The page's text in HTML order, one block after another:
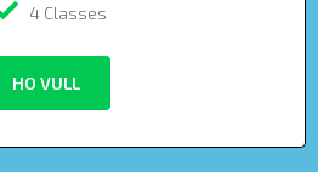
4 Classes
HO VULL